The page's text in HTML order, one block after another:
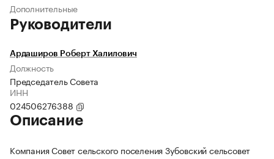
Дополнительные
Руководители
Ардаширов Роберт Халилович
Должность
Председатель Совета
ИНН
024506276388
Описание
Компания Совет сельского поселения Зубовский сельсовет